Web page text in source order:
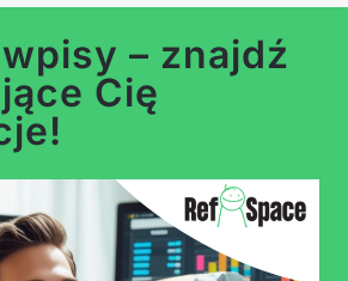
– znajdź
Cię